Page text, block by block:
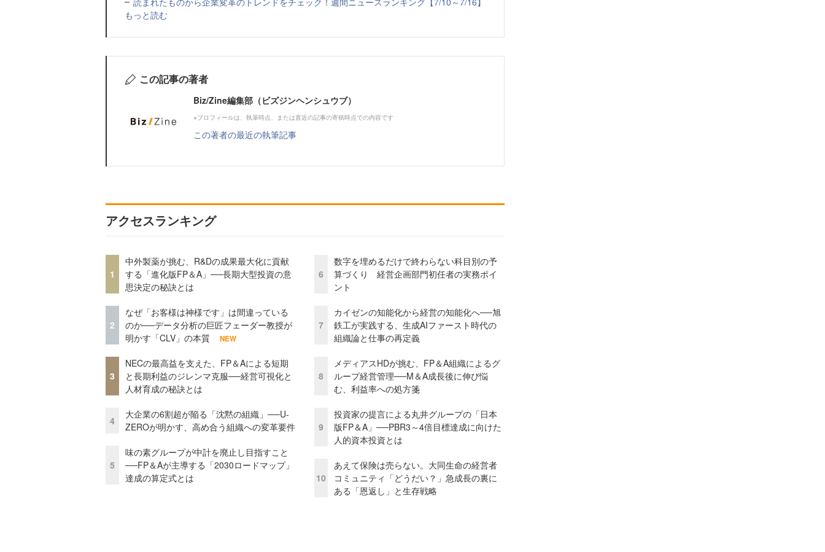
もっと読む
この記事の著者
Biz/Zine編集部（ビズジンヘンシュウブ）
※プロフィールは、執筆時点、または直近の記事の寄稿時点での内容です
この著者の最近の執筆記事
アクセスランキング
1
中外製薬が挑む、R&Dの成果最大化に貢献
する「進化版FP＆A」──長期大型投資の意
思決定の秘訣とは
2
なぜ「お客様は神様です」は間違っている
のか──データ分析の巨匠フェーダー教授が
明かす「CLV」の本質
NEW
3
NECの最高益を支えた、FP＆Aによる短期
と長期利益のジレンマ克服──経営可視化と
人材育成の秘訣とは
4
大企業の6割超が陥る「沈黙の組織」──U-
ZEROが明かす、高め合う組織への変革要件
5
味の素グループが中計を廃止し目指すこと
──FP＆Aが主導する「2030ロードマップ」
達成の算定式とは
6
数字を埋めるだけで終わらない科目別の予
算づくり 経営企画部門初任者の実務ポイ
ント
7
カイゼンの知能化から経営の知能化へ──旭
鉄工が実践する、生成AIファースト時代の
組織論と仕事の再定義
8
メディアスHDが挑む、FP＆A組織によるグ
ループ経営管理──M＆A成長後に伸び悩
む、利益率への処方箋
9
投資家の提言による丸井グループの「日本
版FP＆A」──PBR3～4倍目標達成に向けた
人的資本投資とは
10
あえて保険は売らない。大同生命の経営者
コミュニティ「どうだい？」急成長の裏に
ある「恩返し」と生存戦略